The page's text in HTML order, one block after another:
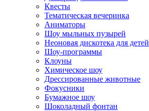
Квесты
Тематическая вечеринка
Аниматоры
Шоу мыльных пузырей
Неоновая дискотека для детей
Шоу-программы
Клоуны
Химическое шоу
Дрессированные животные
Фокусники
Бумажное шоу
Шоколадный фонтан